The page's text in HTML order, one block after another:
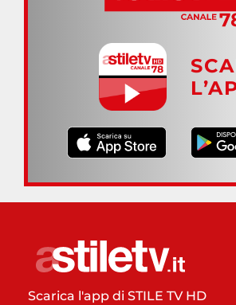
Scarica l'app di STILE TV HD